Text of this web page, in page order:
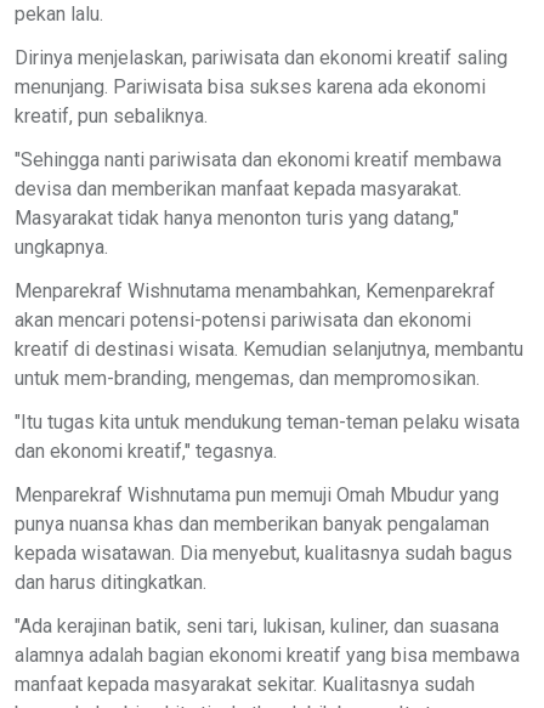
pekan lalu.
Dirinya menjelaskan, pariwisata dan ekonomi kreatif saling
menunjang. Pariwisata bisa sukses karena ada ekonomi
kreatif, pun sebaliknya.
"Sehingga nanti pariwisata dan ekonomi kreatif membawa
devisa dan memberikan manfaat kepada masyarakat.
Masyarakat tidak hanya menonton turis yang datang,"
ungkapnya.
Menparekraf Wishnutama menambahkan, Kemenparekraf
akan mencari potensi-potensi pariwisata dan ekonomi
kreatif di destinasi wisata. Kemudian selanjutnya, membantu
untuk mem-branding, mengemas, dan mempromosikan.
"Itu tugas kita untuk mendukung teman-teman pelaku wisata
dan ekonomi kreatif," tegasnya.
Menparekraf Wishnutama pun memuji Omah Mbudur yang
punya nuansa khas dan memberikan banyak pengalaman
kepada wisatawan. Dia menyebut, kualitasnya sudah bagus
dan harus ditingkatkan.
"Ada kerajinan batik, seni tari, lukisan, kuliner, dan suasana
alamnya adalah bagian ekonomi kreatif yang bisa membawa
manfaat kepada masyarakat sekitar. Kualitasnya sudah